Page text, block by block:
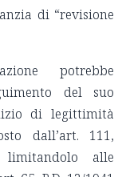
di “revisione
potrebbe
del suo
di legittimità
dall’art. 111,
limitandolo alle